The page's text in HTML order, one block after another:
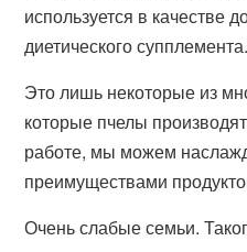
используется в качестве
диетического супплемента.
Это лишь некоторые из
которые пчелы
работе, мы можем
преимуществами
Очень слабые семьи.